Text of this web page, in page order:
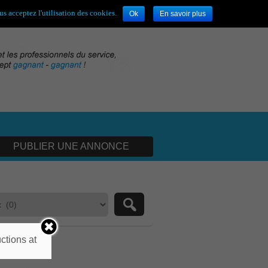
visiteur ![S'enregistrer|Connexion
PUBLIER UNE ANNONCE
acceptez l'utilisation des cookies. Ok En savoir plus
at